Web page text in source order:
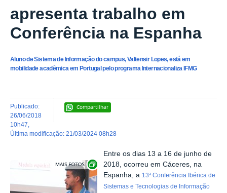
apresenta trabalho em
Conferência na Espanha
Aluno de Sistema de Informação do campus, Valtensir Lopes, está em
mobilidade acadêmica em Portugal pelo programa Internacionaliza IFMG
Compartilhar
publicado:
26/06/2018
10h47
última modificação: 21/03/2024 08h28
Exibir carrossel de imagens
Entre os dias 13 a 16 de junho de
2018, ocorreu em Cáceres, na
Espanha, a 13ª Conferência Ibérica de
Sistemas e Tecnologias de Informação